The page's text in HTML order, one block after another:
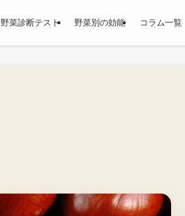
野菜診断テスト 野菜別の効能 コラム一覧